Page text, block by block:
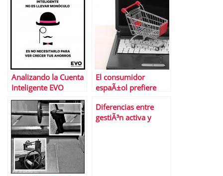
Analizando la Cuenta
Inteligente EVO
El consumidor
espaÃ±ol prefiere
hacer la compra
Diferencias entre
gestiÃ³n activa y